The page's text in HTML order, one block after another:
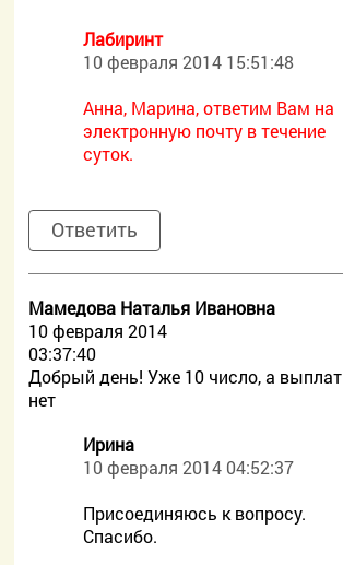
Лабиринт
10 февраля 2014 15:51:48
Анна, Марина, ответим Вам на
электронную почту в течение
суток.
Ответить
Мамедова Наталья Ивановна
10 февраля 2014
03:37:40
Добрый день! Уже 10 число, а выплат
нет
Ирина
10 февраля 2014 04:52:37
Присоединяюсь к вопросу.
Спасибо.